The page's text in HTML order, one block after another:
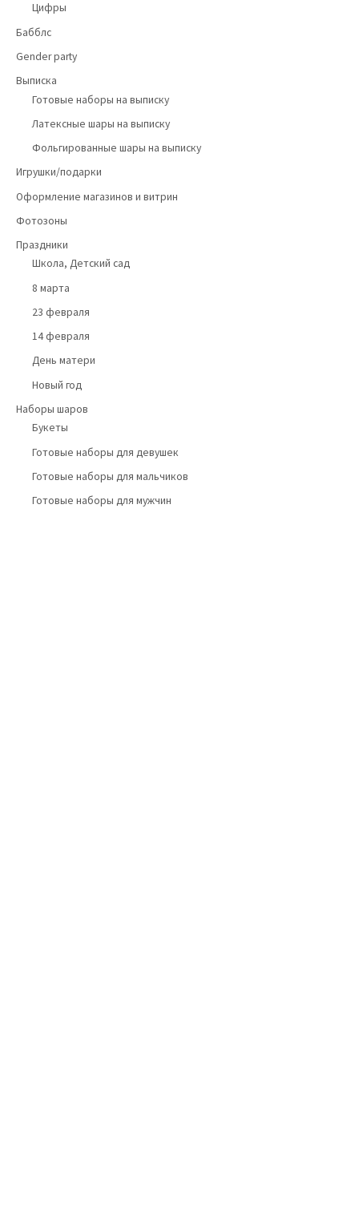
Цифры
Бабблс
Gender party
Выписка
Готовые наборы на выписку
Латексные шары на выписку
Фольгированные шары на выписку
Игрушки/подарки
Оформление магазинов и витрин
Фотозоны
Праздники
Школа, Детский сад
8 марта
23 февраля
14 февраля
День матери
Новый год
Наборы шаров
Букеты
Готовые наборы для девушек
Готовые наборы для мальчиков
Готовые наборы для мужчин